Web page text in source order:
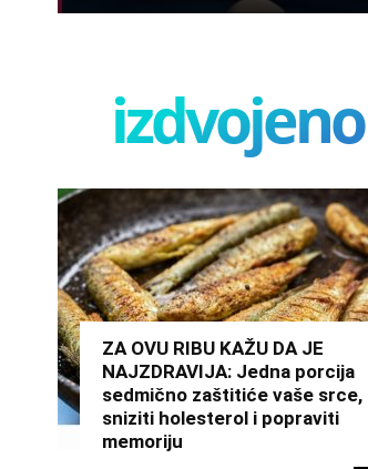
izdvojeno
ZA OVU RIBU KAŽU DA JE
NAJZDRAVIJA: Jedna porcija
sedmično zaštitiće vaše srce,
sniziti holesterol i popraviti
memoriju